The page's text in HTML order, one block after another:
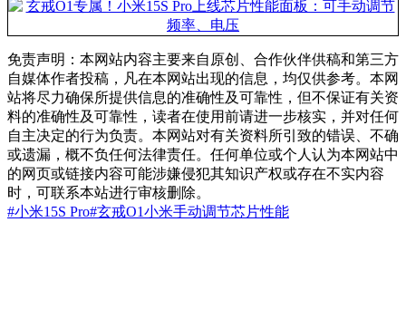
免责声明：本网站内容主要来自原创、合作伙伴供稿和第三方
自媒体作者投稿，凡在本网站出现的信息，均仅供参考。本网
站将尽力确保所提供信息的准确性及可靠性，但不保证有关资
料的准确性及可靠性，读者在使用前请进一步核实，并对任何
自主决定的行为负责。本网站对有关资料所引致的错误、不确
或遗漏，概不负任何法律责任。任何单位或个人认为本网站中
的网页或链接内容可能涉嫌侵犯其知识产权或存在不实内容
时，可联系本站进行审核删除。
#小米15S Pro#玄戒O1小米手动调节芯片性能